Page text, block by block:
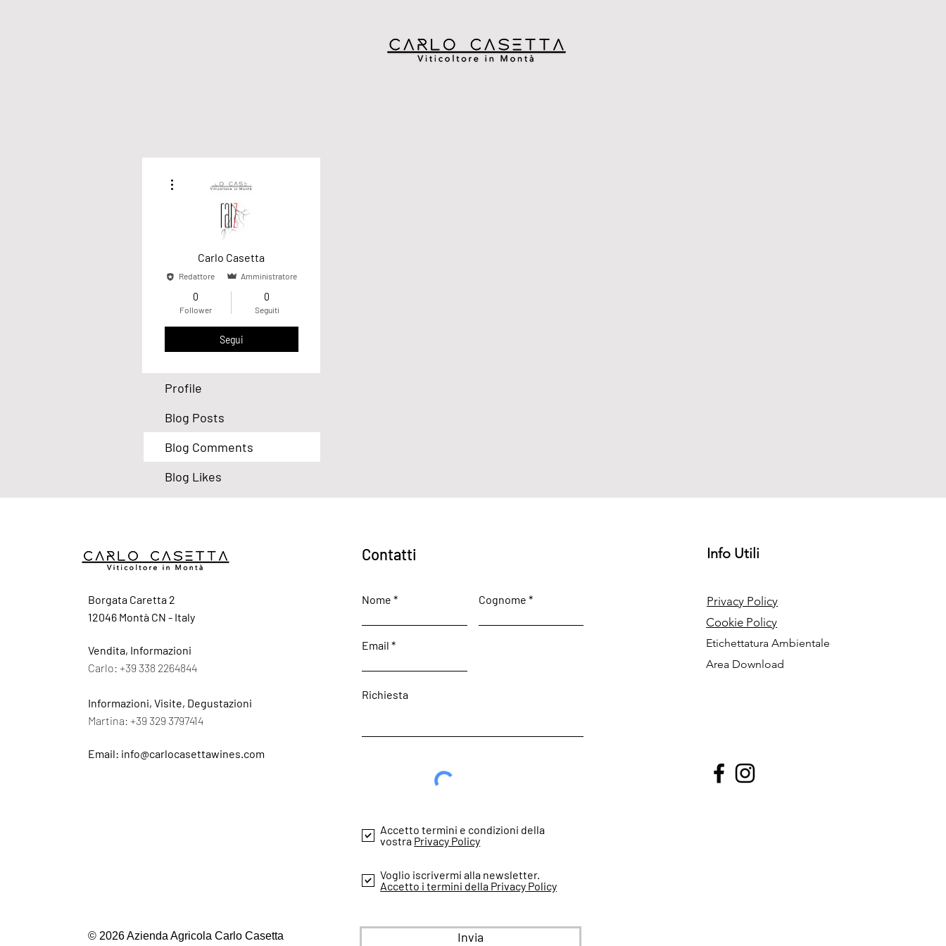
Carlo Casetta
Redattore Amministratore
0
Follower
0
Seguiti
Segui
Profile
Blog Posts
Blog Comments
Blog Likes
Borgata Caretta 2
12046 Montà CN - Italy
Vendita, Informazioni
Carlo: +39 338 2264844
Informazioni, Visite, Degustazioni
Martina:+39 329 3797414
Email: info@carlocasettawines.com
© 2026 Azienda Agricola Carlo Casetta
Contatti
Nome Cognome
Email
Richiesta
Accetto termini e condizioni della
vostra Privacy Policy
Voglio iscrivermi alla newsletter.
Accetto i termini della Privacy Policy
Invia
Info Utili
Privacy Policy
Cookie Policy
Etichettatura Ambientale
Area Download